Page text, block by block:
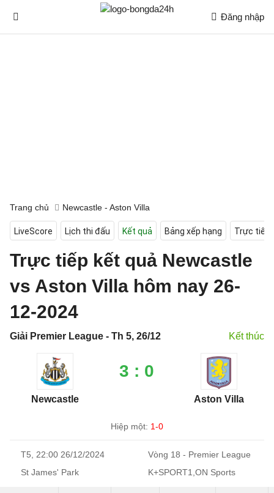
Đăng nhập
Trang chủ Newcastle - Aston Villa
LiveScore Lịch thi đấu Kết quả Bảng xếp hạng Trực tiếp
Trực tiếp kết quả Newcastle
vs Aston Villa hôm nay 26-
12-2024
Giải Premier League - Th 5, 26/12 Kết thúc
Newcastle
3 : 0
Aston Villa
Hiệp một: 1-0
T5, 22:00 26/12/2024
Vòng 18 - Premier League
St James' Park
K+SPORT1,ON Sports